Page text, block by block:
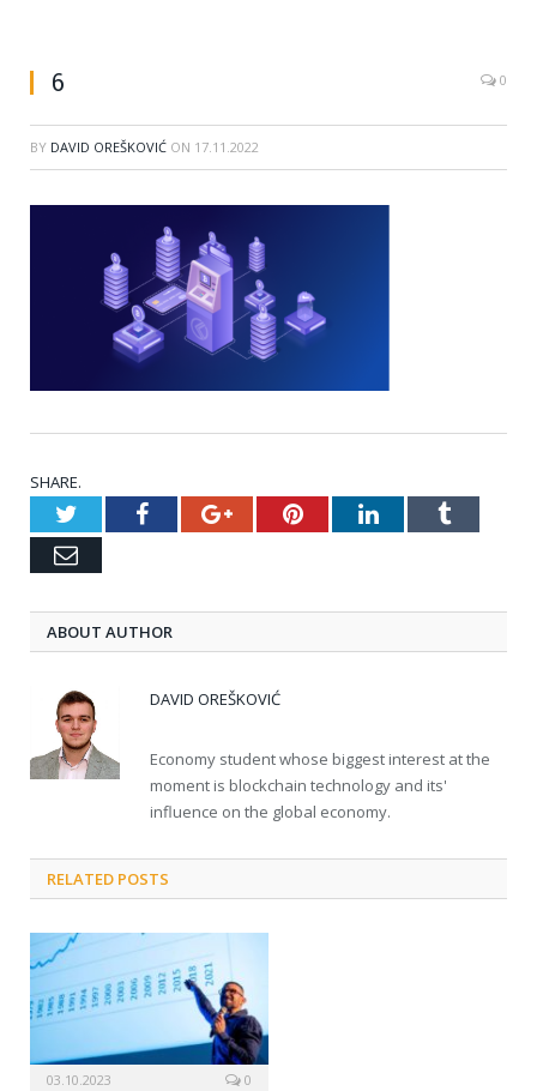
6 0
BY DAVID OREŠKOVIĆ ON 17.11.2022
SHARE.
TwitterFacebookGoogle+PinterestLinkedInTumblr
Email
ABOUT AUTHOR
DAVID OREŠKOVIĆ
Economy student whose biggest interest at the
moment is blockchain technology and its'
influence on the global economy.
RELATED POSTS
03.10.2023 0